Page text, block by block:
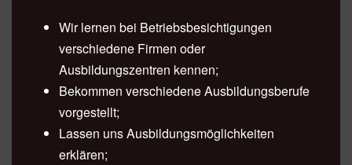
Wir lernen bei Betriebsbesichtigungen
verschiedene Firmen oder
Ausbildungszentren kennen;
Bekommen verschiedene Ausbildungsberufe
vorgestellt;
Lassen uns Ausbildungsmöglichkeiten
erklären;